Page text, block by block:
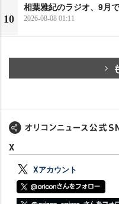
10
相葉雅紀のラジオ、9月
2026-08-08 01:11
X
Xアカウント